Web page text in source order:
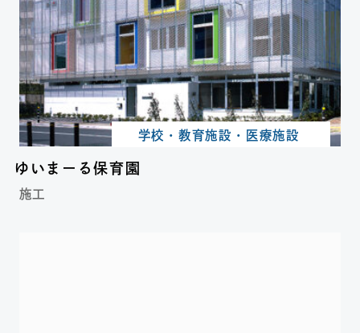
学校・教育施設・医療施設
ゆいまーる保育園
施工